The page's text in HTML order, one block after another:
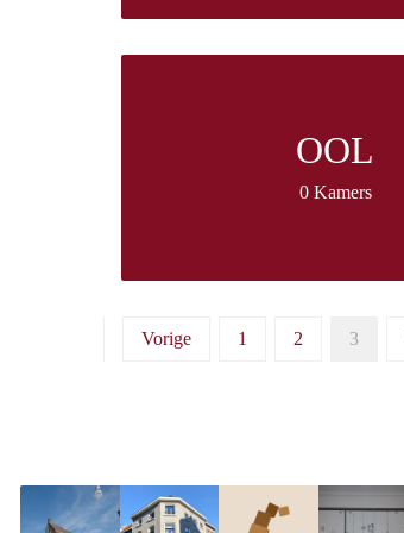
OOL
0 Kamers
Vorige 1 2 3